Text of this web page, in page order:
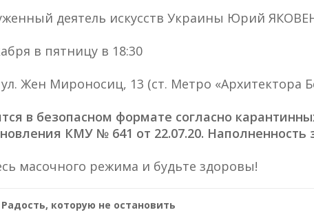
деятель искусств Украины Юрий
в пятницу в 18:30
Жен Мироносиц, 13 (ст. Метро «Архитектора
в безопасном формате согласно
КМУ № 641 от 22.07.20. Наполненность
масочного режима и будьте здоровы!
которую не остановить